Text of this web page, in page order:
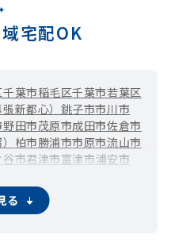
宅配OK
千葉市稲毛区千葉市若葉区
新都心） 銚子市市川市
野田市茂原市成田市佐倉市
柏市勝浦市市原市流山市
谷市君津市富津市浦安市
大網白里市
町芝山町横芝光町
る